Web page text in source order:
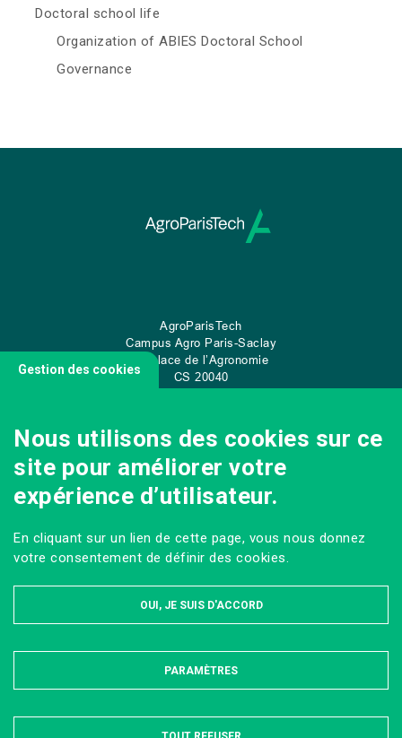
Doctoral school life
Organization of ABIES Doctoral School
Governance
AgroParisTech
Campus Agro Paris-Saclay
22 place de l’Agronomie
CS 20040
NOUS CONTACTER
MENTIONS LÉGALES ET DONNÉES PERSONNELLES
Gestion des cookies
Nous utilisons des cookies sur ce
site pour améliorer votre
expérience d’utilisateur.
En cliquant sur un lien de cette page, vous nous donnez
votre consentement de définir des cookies.
OUI, JE SUIS D'ACCORD
MASQUER
PARAMÈTRES